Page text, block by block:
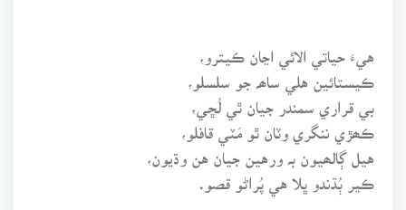
هيءَ حياتي الائي اڃان ڪيترو،
ڪيستائين هلي ساھہ جو سلسلو،
بي قراري سمندر جيان ٿي لُڇي،
ڪھڙي ننگري وٽان ٿو مَٽي قافلو،
هيل ڳالھيون بہ ورهين جيان هن وڌيون،
ڪير ٻُڌندو ڀلا هي پُراڻو قصو.